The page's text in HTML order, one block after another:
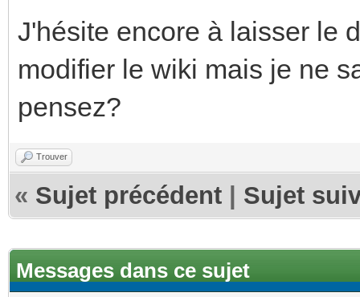
J'hésite encore à laisser le
modifier le wiki mais je ne
pensez?
Trouver
« Sujet précédent Sujet
Messages dans ce sujet